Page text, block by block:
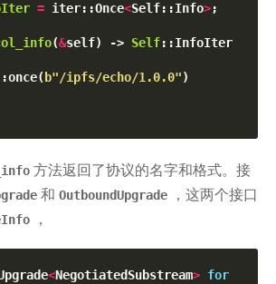
= iter::Once<Self::Info>;
(&self) -> Self::InfoIter
b"/ipfs/echo/1.0.0")
方法返回了协议的名字和格式。接
和 OutboundUpgrade
，这两个接口
，
<NegotiatedSubstream> for